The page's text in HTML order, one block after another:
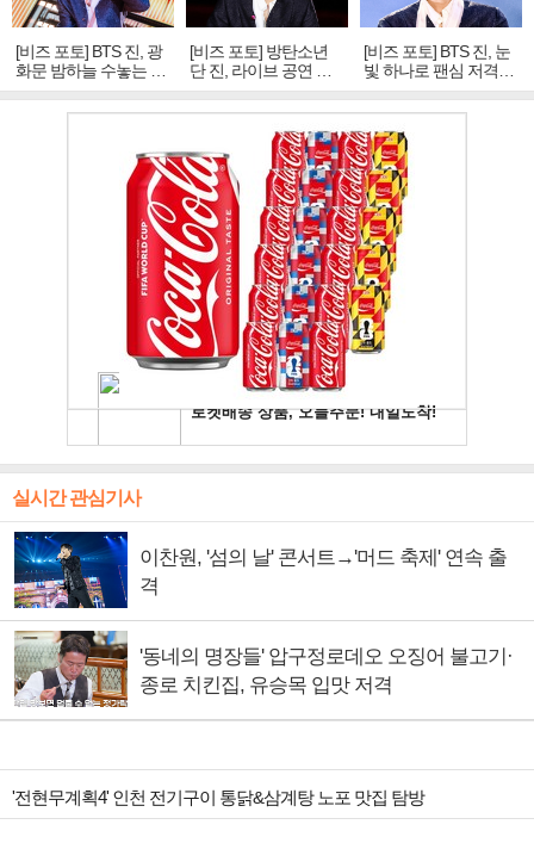
[비즈 포토] BTS 진, 광
화문 밤하늘 수놓는 '비
주얼 킹'의 열창
[비즈 포토] 방탄소년
단 진, 라이브 공연 중
빛나는 독보적 아우라
[비즈 포토] BTS 진, 눈
빛 하나로 팬심 저격…
독보적 카리스마
실시간 관심기사
이찬원, '섬의 날' 콘서트→'머드 축제' 연속 출
격
'동네의 명장들' 압구정로데오 오징어 불고기·
종로 치킨집, 유승목 입맛 저격
'전현무계획4' 인천 전기구이 통닭&삼계탕 노포 맛집 탐방